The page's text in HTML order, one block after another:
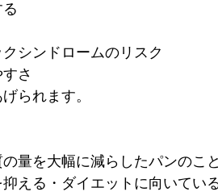
シンドロームのリスク
さ
られます。
量を大幅に減らしたパンのこと
える・ダイエットに向いてい